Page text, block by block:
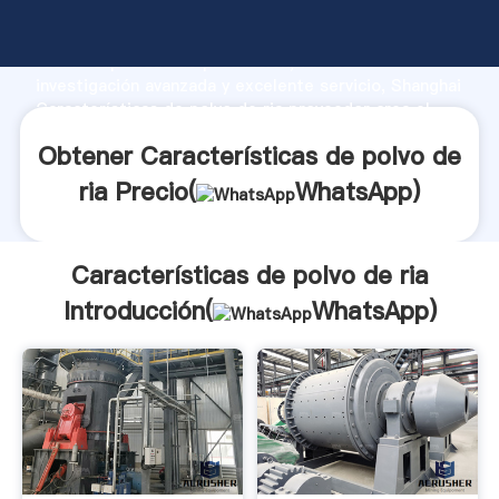
fuerte capacidad de producción, fuerza de
Características de polvo de ria proveedor crea el
Obtener Características de polvo de
ria Precio(
WhatsApp)
Características de polvo de ria
Introducción(
WhatsApp)